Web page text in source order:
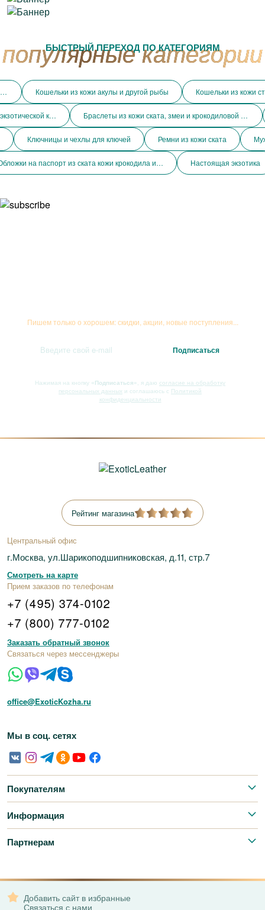
БЫСТРЫЙ ПЕРЕХОД ПО КАТЕГОРИЯМ
Обложки для паспорта, на права и автодокументы Кошельки из кожи акулы и другой рыбы Кошельки из кожи
Все мужские и женские сумки из экзотической кожи Браслеты из кожи ската, змеи и крокодиловой кожи
Ключницы и чехлы для ключей Ремни из кожи ската
Обложки на паспорт из ската кожи крокодила и змеи Настоящая экзотика
Пишем только о хорошем: скидки, акции, новые поступления...
Нажимая на кнопку «Подписаться» , я даю согласие на обработку
персональных данных и соглашаюсь с Политикой
конфиденциальности
Рейтинг магазина
Центральный офис
г.Москва, ул.Шарикоподшипниковская, д.11, стр.7
Смотреть на карте
Прием заказов по телефонам
+7 (495) 374-0102
+7 (800) 777-0102
Заказать обратный звонок
Связаться через мессенджеры
office@ExoticKozha.ru
Мы в соц. сетях
Покупателям
Информация
Партнерам
Добавить сайт в избранные
Связаться с нами